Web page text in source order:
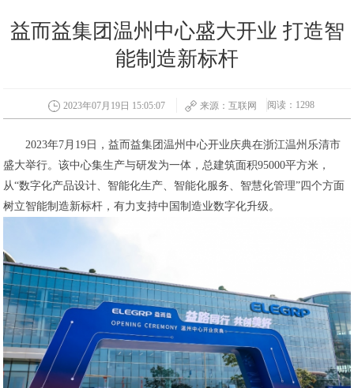
益而益集团温州中心盛大开业 打造智
能制造新标杆
2023年07月19日 15:05:07 来源：互联网 阅读：1298
2023年7月19日，益而益集团温州中心开业庆典在浙江温州乐清市
盛大举行。该中心集生产与研发为一体，总建筑面积95000平方米，
从“数字化产品设计、智能化生产、智能化服务、智慧化管理”四个方面
树立智能制造新标杆，有力支持中国制造业数字化升级。